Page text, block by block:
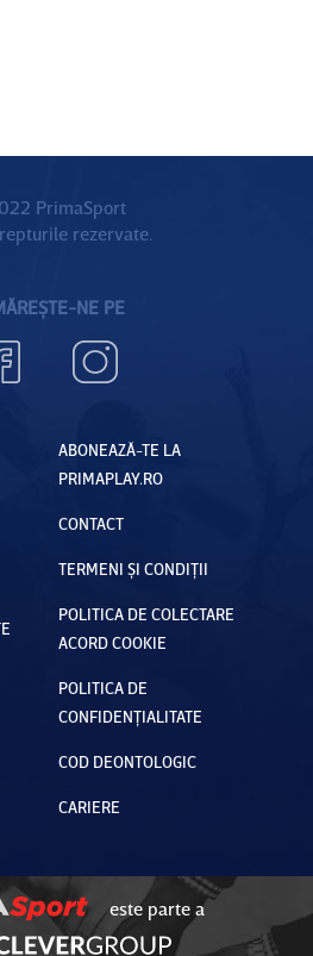
PrimaSport
rezervate.
NE PE
ABONEAZĂ-TE LA
PRIMAPLAY.RO
CONTACT
TERMENI ȘI CONDIȚII
POLITICA DE COLECTARE
ACORD COOKIE
POLITICA DE
CONFIDENȚIALITATE
COD DEONTOLOGIC
CARIERE
este parte a